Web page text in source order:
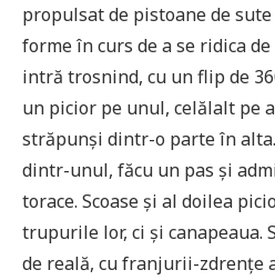
propulsat de pistoane de
forme în curs de a se ridica
intră trosnind, cu un flip de
un picior pe unul, celălalt pe
străpunși dintr-o parte în
dintr-unul, făcu un pas și
torace. Scoase și al doilea
trupurile lor, ci și canapeaua.
de reală, cu franjurii-zdrențe